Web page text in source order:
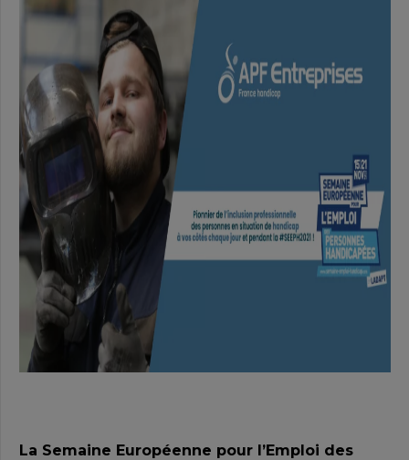
La Semaine Européenne pour l’Emploi des